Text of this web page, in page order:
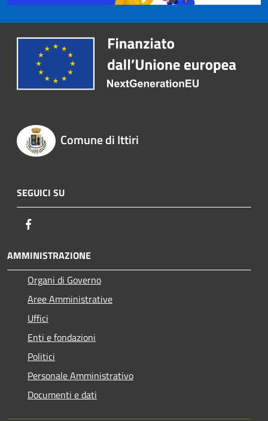
Comune di Ittiri
SEGUICI SU
AMMINISTRAZIONE
Organi di Governo
Aree Amministrative
Uffici
Enti e fondazioni
Politici
Personale Amministrativo
Documenti e dati